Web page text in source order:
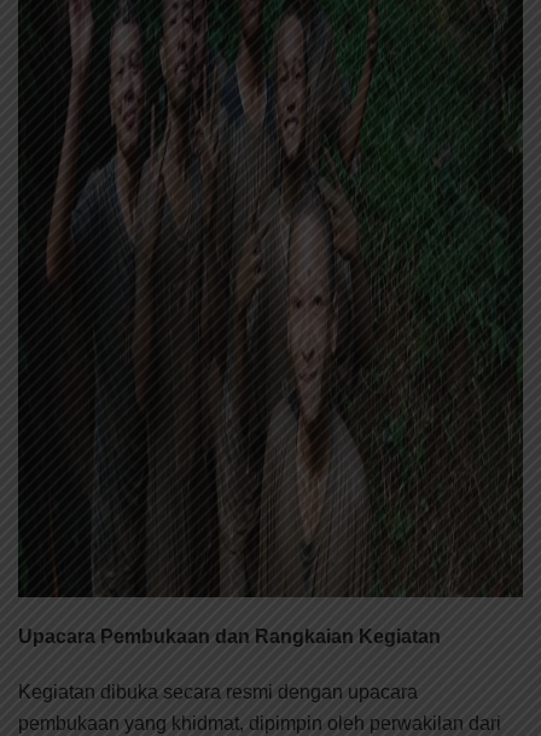
Upacara Pembukaan dan Rangkaian Kegiatan
Kegiatan dibuka secara resmi dengan upacara
pembukaan yang khidmat, dipimpin oleh perwakilan dari